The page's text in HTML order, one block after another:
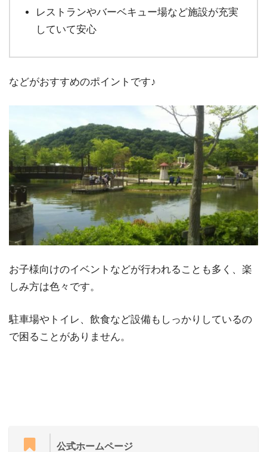
レストランやバーベキュー場など施設が充実
していて安心
などがおすすめのポイントです♪
お子様向けのイベントなどが行われることも多く、楽
しみ方は色々です。
駐車場やトイレ、飲食など設備もしっかりしているの
で困ることがありません。
公式ホームページ